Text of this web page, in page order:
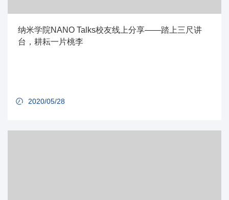
纳米学院NANO Talks校友线上分享——踏上三尺讲
台，耕耘一片桃李
2020/05/28